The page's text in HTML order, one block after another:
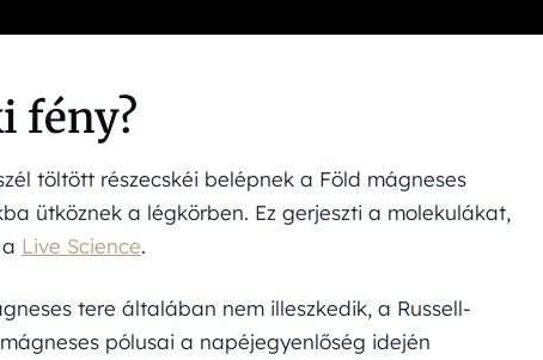
fény?
töltött részecskéi belépnek a Föld mágneses
ütköznek a légkörben. Ez gerjeszti a molekulákat,
Live Science.
tere általában nem illeszkedik, a Russell-
pólusai a napéjegyenlőség idején